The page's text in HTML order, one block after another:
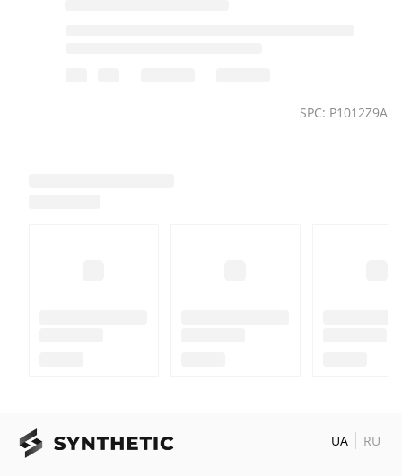
SPC: P1012Z9A
UA RU